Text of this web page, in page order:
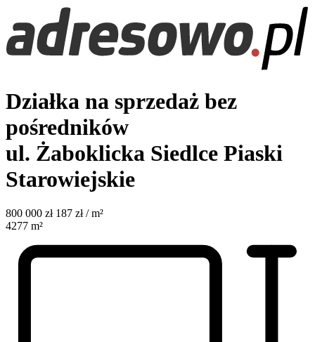
Działka na sprzedaż bez
pośredników
ul. Żaboklicka Siedlce Piaski
Starowiejskie
800 000 zł 187 zł / m²
4277 m²